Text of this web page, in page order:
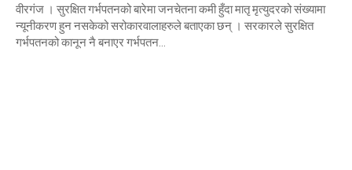
वीरगंज । सुरक्षित गर्भपतनको बारेमा जनचेतना कमी हुँदा मातृ मृत्युदरको संख्यामा
न्यूनीकरण हुन नसकेको सरोकारवालाहरुले बताएका छन् । सरकारले सुरक्षित
गर्भपतनको कानून नै बनाएर गर्भपतन...